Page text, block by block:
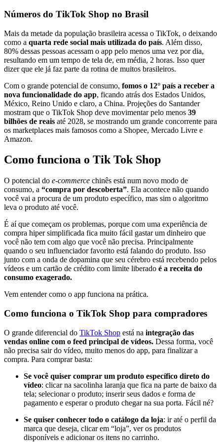
Números do TikTok Shop no Brasil
Mais da metade da população brasileira acessa o TikTok, o deixando
como a quarta rede social mais utilizada do país. Além disso,
80% dessas pessoas acessam o app pelo menos uma vez por dia,
resultando em um tempo de tela de, em média, 2 horas. Isso quer
dizer que ele já faz parte da rotina de muitos brasileiros.
Com o grande potencial de consumo, fomos o 12° país a receber a
nova funcionalidade do app, ficando atrás dos Estados Unidos,
México, Reino Unido e claro, a China. Projeções do Santander
mostram que o TikTok Shop deve movimentar pelo menos 39
bilhões de reais até 2028, se mostrando um grande concorrente para
os marketplaces mais famosos como a Shopee, Mercado Livre e
Amazon.
Como funciona o Tik Tok Shop
O potencial do e-commerce chinês está num novo modo de
consumo, a “compra por descoberta”. Ela acontece não quando
você vai a procura de um produto específico, mas sim o algoritmo
leva o produto até você.
É aí que começam os problemas, porque com uma experiência de
compra hiper simplificada fica muito fácil gastar um dinheiro que
você não tem com algo que você não precisa. Principalmente
quando o seu influenciador favorito está falando do produto. Isso
junto com a onda de dopamina que seu cérebro está recebendo pelos
vídeos e um cartão de crédito com limite liberado é a receita do
consumo exagerado.
Vem entender como o app funciona na prática.
Como funciona o TikTok Shop para compradores
O grande diferencial do TikTok Shop está na integração das
vendas online com o feed principal de vídeos. Dessa forma, você
não precisa sair do vídeo, muito menos do app, para finalizar a
compra. Para comprar basta:
Se você quiser comprar um produto específico direto do
vídeo: clicar na sacolinha laranja que fica na parte de baixo da
tela; selecionar o produto; inserir seus dados e forma de
pagamento e esperar o produto chegar na sua porta. Fácil né?
Se quiser conhecer todo o catálogo da loja: ir até o perfil da
marca que deseja, clicar em “loja”, ver os produtos
disponíveis e adicionar os itens no carrinho.